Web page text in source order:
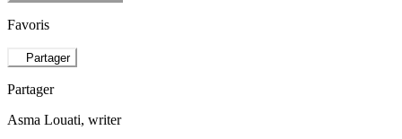
Favoris
Partager
Partager
Asma Louati, writer